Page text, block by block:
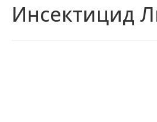
Инсектицид